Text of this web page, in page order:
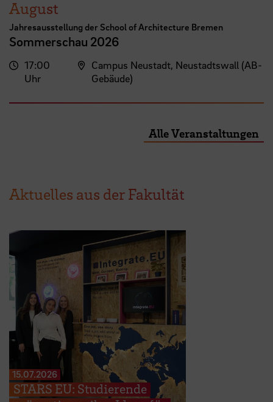
August
Jahresausstellung der School of Architecture Bremen
Sommerschau 2026
17:00
Uhr
Campus Neustadt, Neustadtswall (AB-
Gebäude)
Alle Veranstaltungen
Aktuelles aus der Fakultät
15.07.2026
STARS EU: Studierende